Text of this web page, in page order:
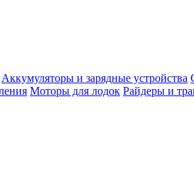
Аккумуляторы и зарядные устройства
Моторы для лодок Райдеры и